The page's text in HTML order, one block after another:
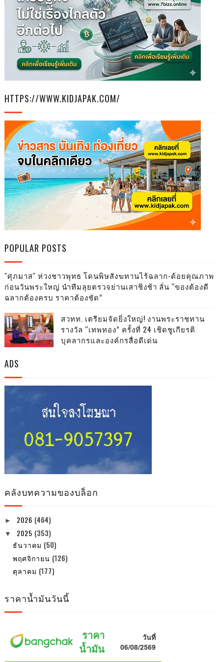
HTTPS://WWW.KIDJAPAK.COM/
POPULAR POSTS
"ศุภมาส" ห่วงชาวพุทธ โดนพิษสังฆทานไร้ฉลาก-ด้อยคุณภาพ
ก่อนวันพระใหญ่ นำทีมลุยตรวจย่านเสาชิงช้า ลั่น “ของต้องดี
ฉลากต้องครบ ราคาต้องชัด”
สวทท. เตรียมจัดยิ่งใหญ่! งานพระราชทาน
รางวัล “เทพทอง” ครั้งที่ 24 เชิดชูเกียรติ
บุคลากรและองค์กรสื่อดีเด่น
ADS
คลังบทความของบล็อก
► 2026 (464)
▼ 2025 (353)
ธันวาคม (50)
พฤศจิกายน (126)
ตุลาคม (177)
ราคาน้ำมันวันนี้